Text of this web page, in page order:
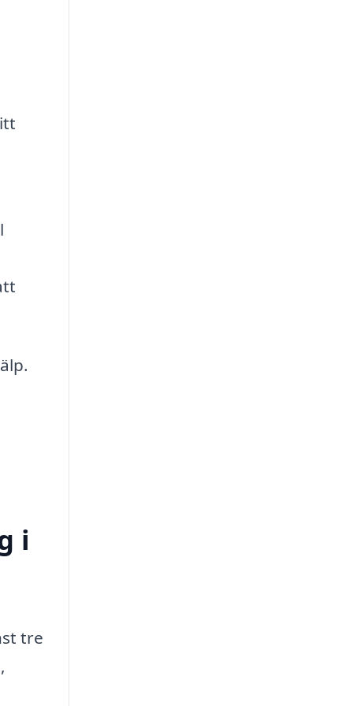
i
tre